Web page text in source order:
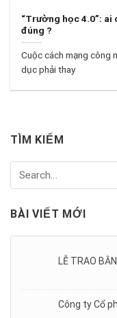
TÌM KIẾM
BÀI VIẾT MỚI
LỄ TRAO
Công ty Cổ
“Trường học 4.0”:
đúng ?
Cuộc cách mạng công
dục phải thay